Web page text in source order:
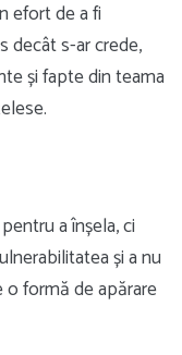
efort de a fi
decât s-ar crede,
și fapte din teama
a înșela, ci
și a nu
formă de apărare